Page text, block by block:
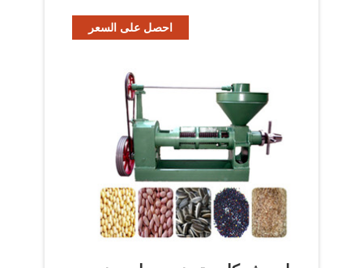
احصل على السعر